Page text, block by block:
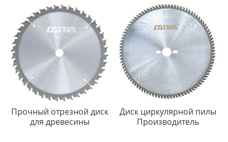
Прочный отрезной диск
для древесины
Диск циркулярной пилы
Производитель